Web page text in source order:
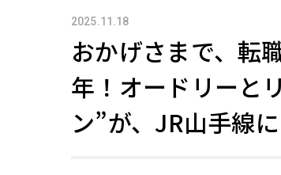
2025.11.18
おかげさまで、転
年！オードリーと
ン”が、JR山手線